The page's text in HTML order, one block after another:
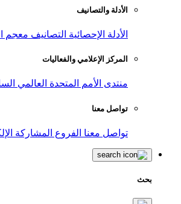
الأدلة والتصانيف
الأدلة الإحصائية التصانيف معجم
المركز الإعلامي والفعاليات
منتدى الأمم المتحدة العالمي
تواصل معنا
تواصل معنا الفروع المشاركة
بحث